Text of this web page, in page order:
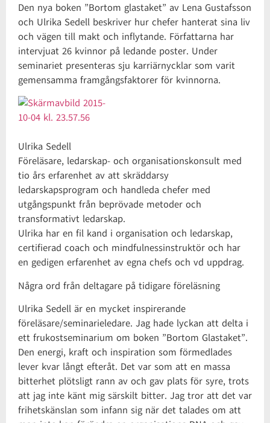
Den nya boken ”Bortom glastaket” av Lena Gustafsson
och Ulrika Sedell beskriver hur chefer hanterat sina liv
och vägen till makt och inflytande. Författarna har
intervjuat 26 kvinnor på ledande poster. Under
seminariet presenteras sju karriärnycklar som varit
gemensamma framgångsfaktorer för kvinnorna.
Ulrika Sedell
Föreläsare, ledarskap- och organisationskonsult med
tio års erfarenhet av att skräddarsy
ledarskapsprogram och handleda chefer med
utgångspunkt från beprövade metoder och
transformativt ledarskap.
Ulrika har en fil kand i organisation och ledarskap,
certifierad coach och mindfulnessinstruktör och har
en gedigen erfarenhet av egna chefs och vd uppdrag.
Några ord från deltagare på tidigare föreläsning
Ulrika Sedell är en mycket inspirerande
föreläsare/seminarieledare. Jag hade lyckan att delta i
ett frukostseminarium om boken ”Bortom Glastaket”.
Den energi, kraft och inspiration som förmedlades
lever kvar långt efteråt. Det var som att en massa
bitterhet plötsligt rann av och gav plats för syre, trots
att jag inte känt mig särskilt bitter. Jag tror att det var
frihetskänslan som infann sig när det talades om att